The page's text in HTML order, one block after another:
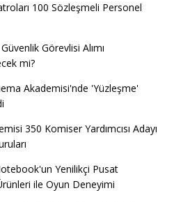
100 Sözleşmeli Personel
Görevlisi Alımı
mi?
Akademisi'nde 'Yüzleşme'
350 Komiser Yardımcısı Adayı
Yenilikçi Pusat
ile Oyun Deneyimi